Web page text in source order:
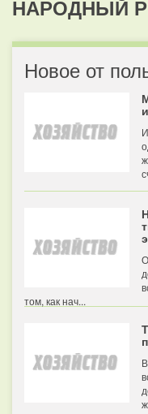
НАРОДНЫЙ
Новое от
том, как нач...